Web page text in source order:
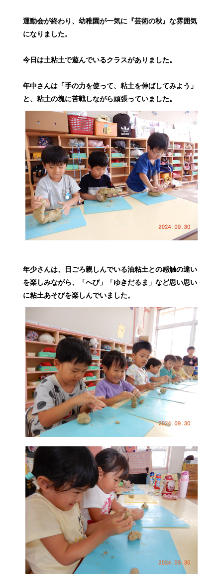
運動会が終わり、幼稚園が一気に『芸術の秋』な雰囲気
になりました。
今日は土粘土で遊んでいるクラスがありました。
年中さんは「手の力を使って、粘土を伸ばしてみよう」
と、粘土の塊に苦戦しながら頑張っていました。
年少さんは、日ごろ親しんでいる油粘土との感触の違い
を楽しみながら、「へび」「ゆきだるま」など思い思い
に粘土あそびを楽しんでいました。